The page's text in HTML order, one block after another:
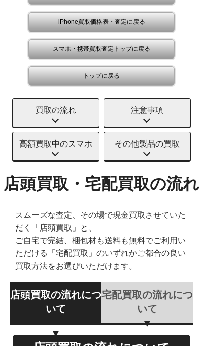
iPhone買取価格表・査定に戻る
スマホ・携帯買取査定トップに戻る
トップに戻る
買取の流れ 注意事項
高額買取中のスマホ その他製品の買取
店頭買取・宅配買取の流れ
スムーズな査定、その場で現金買取させていた
だく「店頭買取」と、
ご自宅で完結、梱包材も送料も無料でご利用い
ただける「宅配買取」のいずれかご都合の良い
買取方法をお選びいただけます。
店頭買取の流れにつ
いて
宅配買取の流れにつ
いて